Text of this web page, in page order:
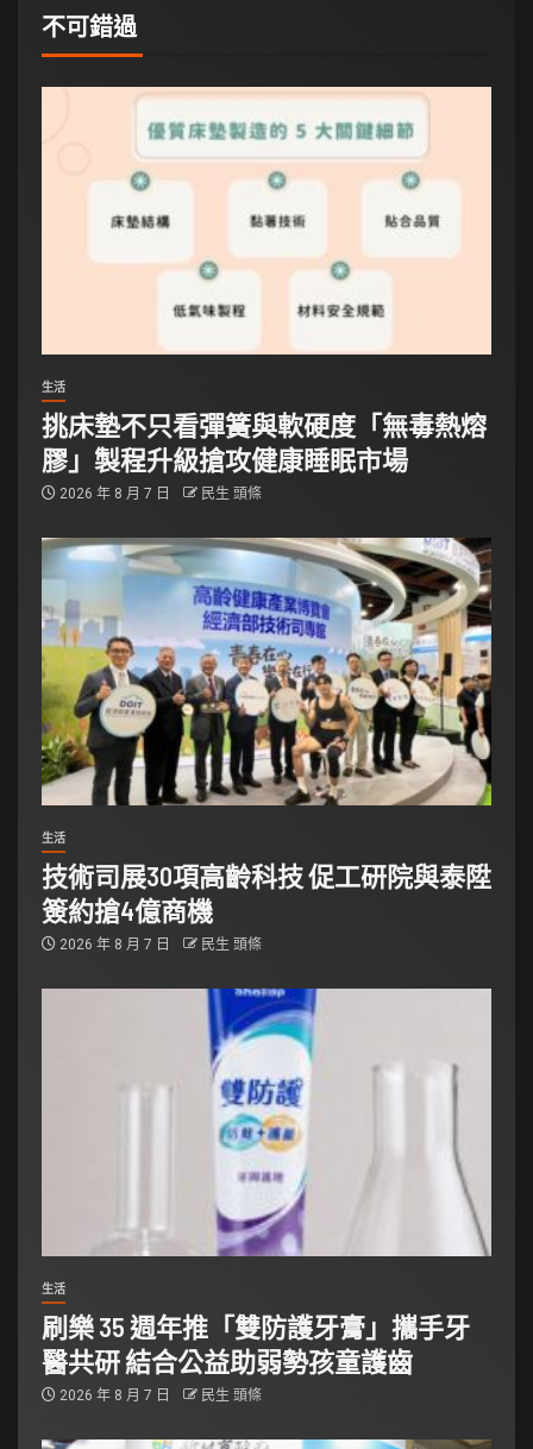
不可錯過
生活
挑床墊不只看彈簧與軟硬度「無毒熱熔
膠」製程升級搶攻健康睡眠市場
2026 年 8 月 7 日 民生 頭條
生活
技術司展30項高齡科技 促工研院與泰陞
簽約搶4億商機
2026 年 8 月 7 日 民生 頭條
生活
刷樂 35 週年推「雙防護牙膏」攜手牙
醫共研 結合公益助弱勢孩童護齒
2026 年 8 月 7 日 民生 頭條